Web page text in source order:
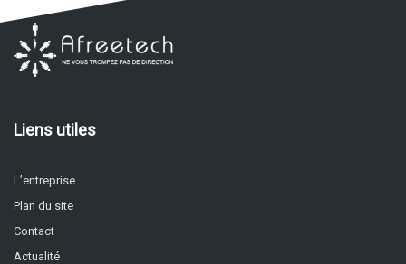
Liens utiles
L’entreprise
Plan du site
Contact
Actualité